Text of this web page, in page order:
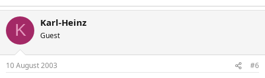
K Karl-Heinz
Guest
10 August 2003 #6